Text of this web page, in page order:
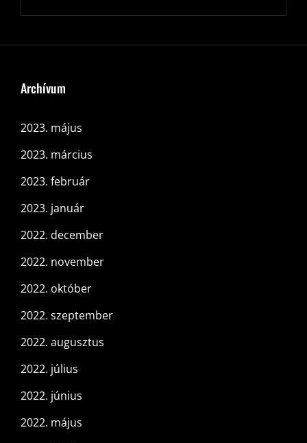
Archívum
2023. május
2023. március
2023. február
2023. január
2022. december
2022. november
2022. október
2022. szeptember
2022. augusztus
2022. július
2022. június
2022. május